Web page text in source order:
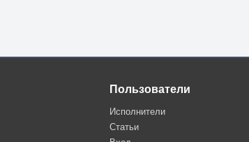
Пользователи
Исполнители
Статьи